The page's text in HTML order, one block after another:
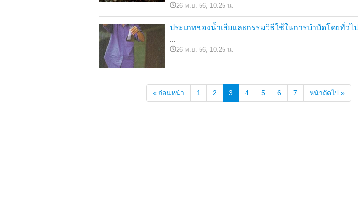
26 พ.ย. 56, 10.25 น.
ประเภทของน้ำเสียและกรรมวิธีใช้ในการบำบัดโดยทั่วไป
...
26 พ.ย. 56, 10.25 น.
« ก่อนหน้า 1 2 3 4 5 6 7 หน้าถัดไป »